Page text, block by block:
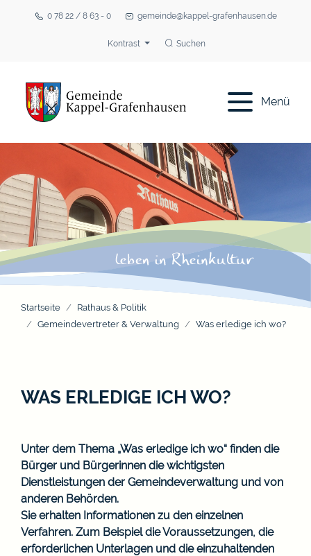
0 78 22 / 8 63 - 0 gemeinde@kappel-grafenhausen.de
Kontrast Suchen
Menü
Startseite
Rathaus & Politik
Gemeindevertreter & Verwaltung
Was erledige ich wo?
WAS ERLEDIGE ICH WO?
Unter dem Thema „Was erledige ich wo“ finden die
Bürger und Bürgerinnen die wichtigsten
Dienstleistungen der Gemeindeverwaltung und von
anderen Behörden.
Sie erhalten Informationen zu den einzelnen
Verfahren. Zum Beispiel die Voraussetzungen, die
erforderlichen Unterlagen und die einzuhaltenden